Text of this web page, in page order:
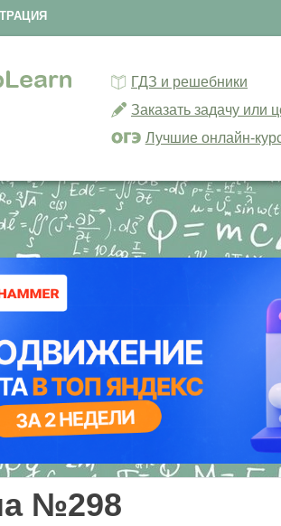
ГДЗ и решебники
Заказать задачу или
Лучшие онлайн-
№298